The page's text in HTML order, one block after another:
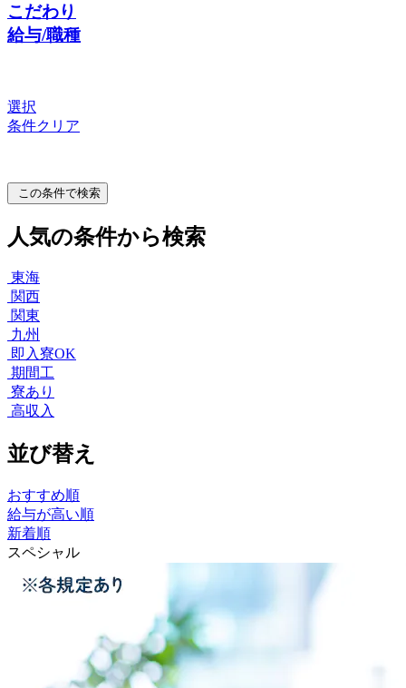
こだわり
給与/職種
選択
条件クリア
この条件で検索
人気の条件から検索
東海
関西
関東
九州
即入寮OK
期間工
寮あり
高収入
並び替え
おすすめ順
給与が高い順
新着順
スペシャル